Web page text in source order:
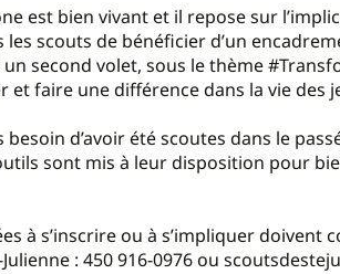
est bien vivant et il repose sur
scouts de bénéficier d’un
second volet, sous le thème
et faire une différence dans la vie des
besoin d’avoir été scoutes dans le
sont mis à leur disposition pour
à s’inscrire ou à s’impliquer doivent
: 450 916-0976 ou